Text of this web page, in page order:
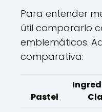
Para entender
útil compararlo
emblemáticos.
comparativa:
Pastel